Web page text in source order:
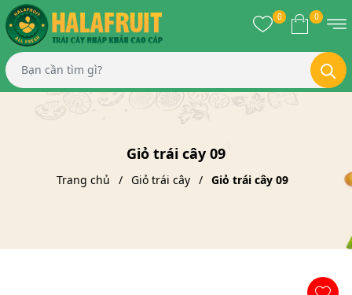
0 0
Giỏ trái cây 09
Trang chủ Giỏ trái cây Giỏ trái cây 09